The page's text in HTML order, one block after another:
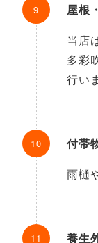
屋根
当店
多彩
行い
付帯
雨樋
養生